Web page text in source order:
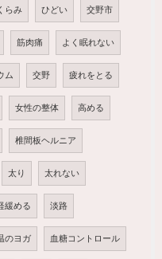
らみ ひどい 交野市
筋肉痛 よく眠れない
ム 交野 疲れをとる
女性の整体 高める
椎間板ヘルニア
太り 太れない
緩める 淡路
のヨガ 血糖コントロール